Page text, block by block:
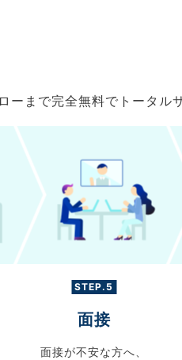
まで完全無料でトータル
STEP.5
面接
面接が不安な方へ、